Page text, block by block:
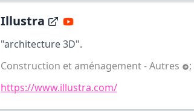
Illustra
"architecture 3D".
Construction et aménagement - Autres
;
https://www.illustra.com/